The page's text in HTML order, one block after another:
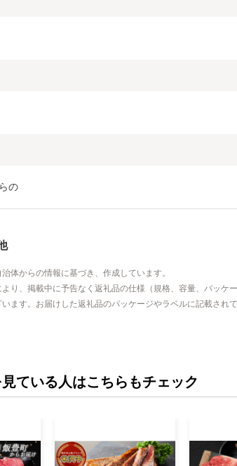
の
体からの情報に基づき、作成しています。
り、掲載中に予告なく返礼品の仕様（規格、容量、パッケ
ます。お届けした返礼品のパッケージやラベルに記載され
ている人はこちらもチェック